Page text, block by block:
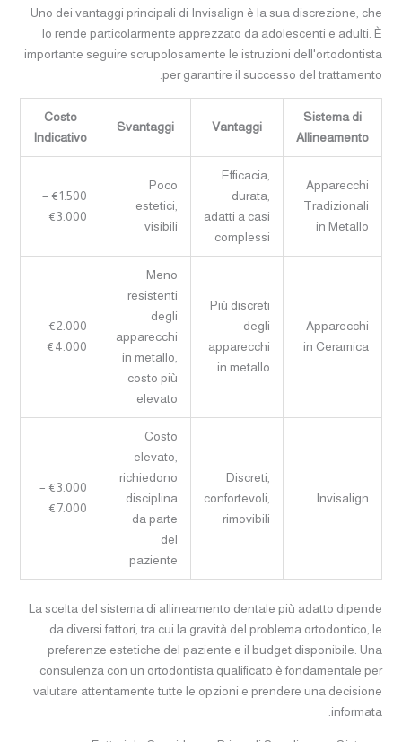
Uno dei vantaggi principali di Invisalign è la sua discrezione, che
lo rende particolarmente apprezzato da adolescenti e adulti. È
importante seguire scrupolosamente le istruzioni dell'ortodontista
per garantire il successo del trattamento.
Sistema di
Allineamento
Vantaggi
Svantaggi
Costo
Indicativo
Apparecchi
Tradizionali
in Metallo
Efficacia,
durata,
adatti a casi
complessi
Poco
estetici,
visibili
€1.500 –
€3.000
Apparecchi
in Ceramica
Più discreti
degli
apparecchi
in metallo
Meno
resistenti
degli
apparecchi
in metallo,
costo più
elevato
€2.000 –
€4.000
Invisalign
Discreti,
confortevoli,
rimovibili
Costo
elevato,
richiedono
disciplina
da parte
del
paziente
€3.000 –
€7.000
La scelta del sistema di allineamento dentale più adatto dipende
da diversi fattori, tra cui la gravità del problema ortodontico, le
preferenze estetiche del paziente e il budget disponibile. Una
consulenza con un ortodontista qualificato è fondamentale per
valutare attentamente tutte le opzioni e prendere una decisione
informata.